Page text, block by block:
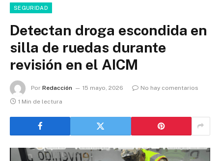
SEGURIDAD
Detectan droga escondida en
silla de ruedas durante
revisión en el AICM
Por Redacción 15 mayo, 2026
No hay comentarios
1 Min de lectura